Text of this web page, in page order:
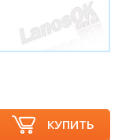
КУПИТЬ